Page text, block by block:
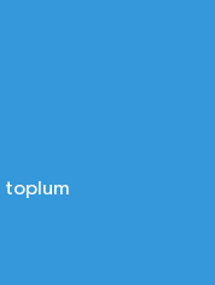
toplum